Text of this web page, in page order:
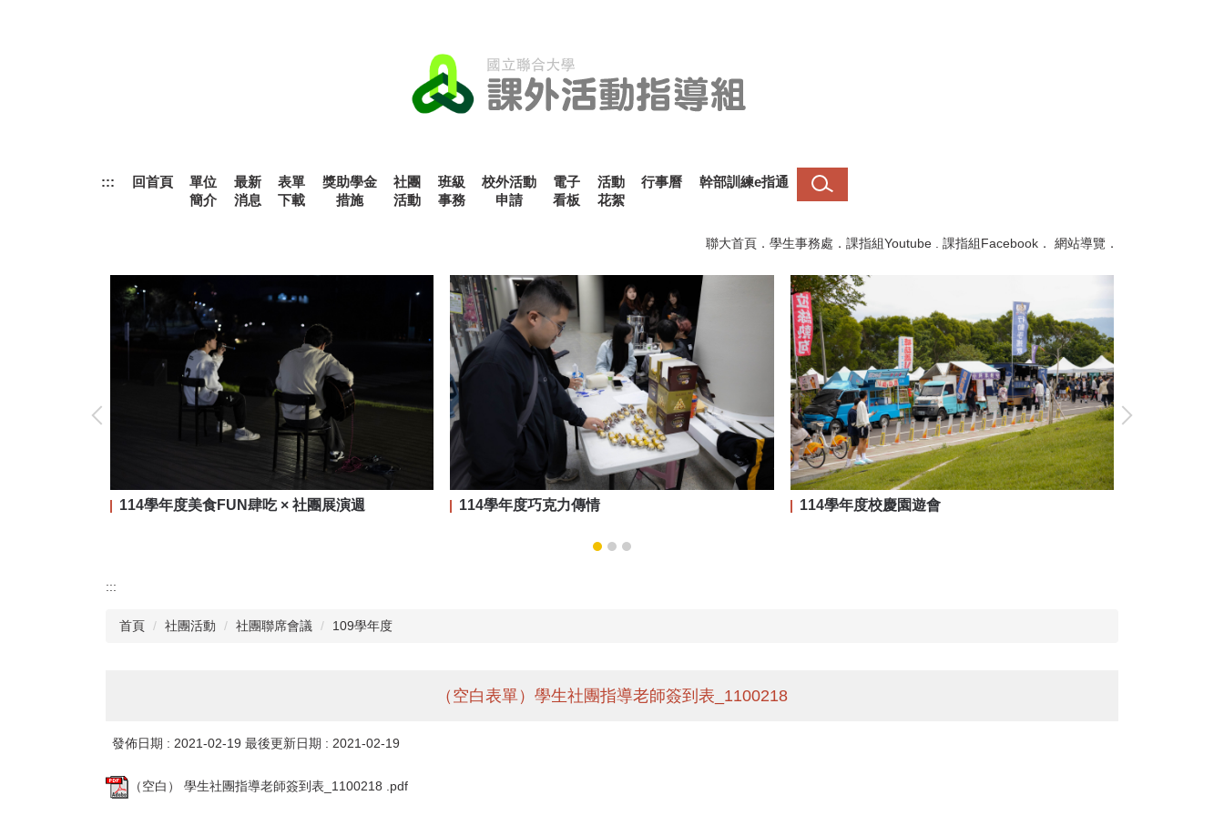
::: 回首頁
單位
簡介
最新
消息
表單
下載
獎助學金
措施
社團
活動
班級
事務
校外活動
申請
電子
看板
活動
花絮
行事曆 幹部訓練e指通
聯大首頁 ． 學生事務處 ． 課指組Youtube 課指組Facebook ． 網站導覽 ．
114學年度美食FUN肆吃 × 社團展演週 114學年度巧克力傳情 114學年度校慶園遊會
:::
首頁 社團活動 社團聯席會議 109學年度
（空白表單）學生社團指導老師簽到表_1100218
發佈日期 : 2021-02-19 最後更新日期 : 2021-02-19
（空白） 學生社團指導老師簽到表_1100218 .pdf